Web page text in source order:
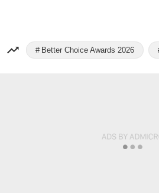
Better Choice Awards 2026